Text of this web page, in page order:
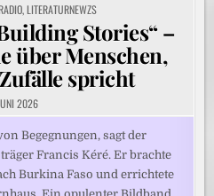
,LITERATURNEWZS
Stories“ –
über Menschen,
spricht
2026
Begegnungen, sagt der
Francis Kéré. Er brachte
Burkina Faso und errichtete
Ein opulenter Bildband